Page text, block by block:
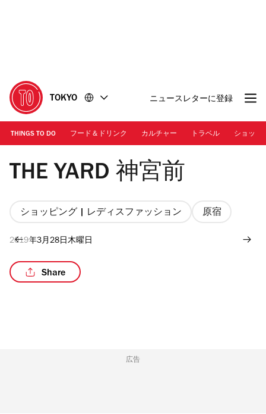
に
移
動
移
動
TOKYO ニュースレターに登録
THINGS TO DO フード＆ドリンク カルチャー トラベル ショッピ
写真提供：THE YARD
THE YARD 神宮前
ショッピング | レディスファッション 原宿
2019年3月28日木曜日
Share
広告